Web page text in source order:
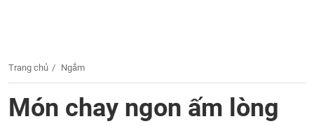
Trang chủ Ngắm
Món chay ngon ấm lòng